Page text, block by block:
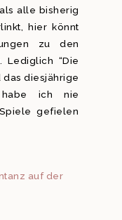
alle bisherig
hier könnt
zu den
Lediglich “Die
das diesjährige
habe ich nie
gefielen
auf der